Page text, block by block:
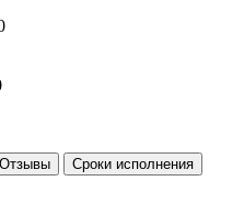
Отзывы
Сроки исполнения